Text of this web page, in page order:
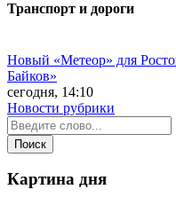
Транспорт и дороги
Новый «Метеор» для
Байков»
сегодня, 14:10
Новости рубрики
Картина дня